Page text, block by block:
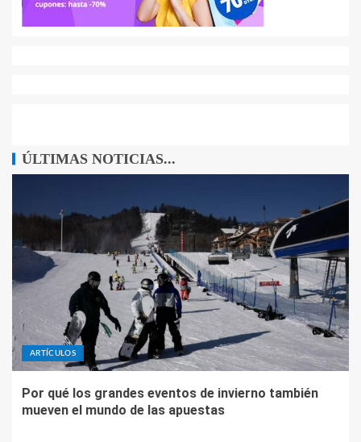
ÚLTIMAS NOTICIAS...
ARTÍCULOS
Por qué los grandes eventos de invierno también
mueven el mundo de las apuestas